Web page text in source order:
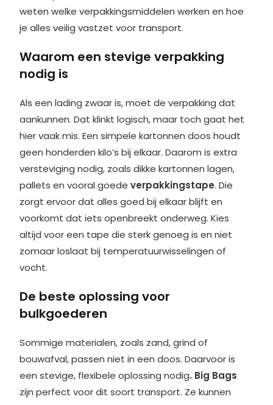
weten welke verpakkingsmiddelen werken en hoe
je alles veilig vastzet voor transport.
Waarom een stevige verpakking
nodig is
Als een lading zwaar is, moet de verpakking dat
aankunnen. Dat klinkt logisch, maar toch gaat het
hier vaak mis. Een simpele kartonnen doos houdt
geen honderden kilo’s bij elkaar. Daarom is extra
versteviging nodig, zoals dikke kartonnen lagen,
pallets en vooral goedeverpakkingstape. Die
zorgt ervoor dat alles goed bij elkaar blijft en
voorkomt dat iets openbreekt onderweg. Kies
altijd voor een tape die sterk genoeg is en niet
zomaar loslaat bij temperatuurwisselingen of
vocht.
De beste oplossing voor
bulkgoederen
Sommige materialen, zoals zand, grind of
bouwafval, passen niet in een doos. Daarvoor is
een stevige, flexibele oplossing nodig. Big Bags
zijn perfect voor dit soort transport. Ze kunnen